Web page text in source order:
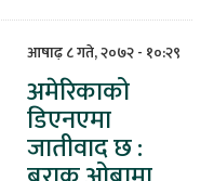
आषाढ़ ८ गते, २०७२ - १०:२९
अमेरिकाको
डिएनएमा
जातीवाद छ :